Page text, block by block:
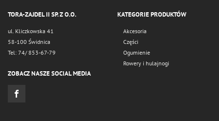
TORA-ZAJDEL II SP. Z O.O.
ul. Kliczkowska 41
58-100 Świdnica
Tel: 74/ 853-67-79
ZOBACZ NASZE SOCIAL MEDIA
KATEGORIE PRODUKTÓW
Akcesoria
Części
Ogumienie
Rowery i hulajnogi